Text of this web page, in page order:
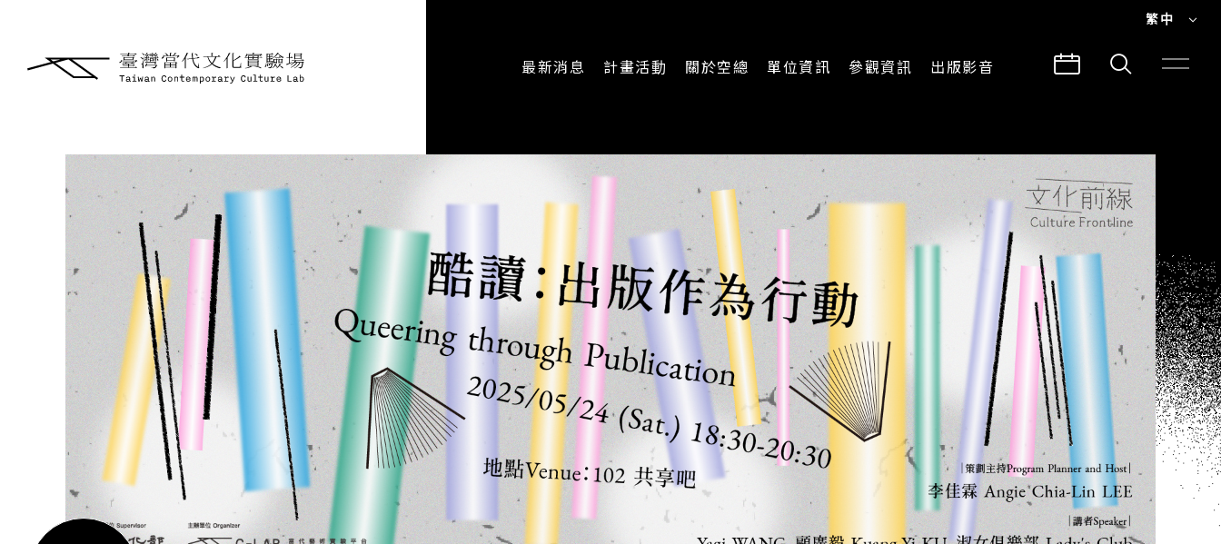
繁中
最新消息
即時新聞
計畫活動
主題計畫
CREATORS
關於空總
組織架構
公開資訊
認識執行長
場地申請
加入我們
單位資訊 參觀資訊
交通與地圖
建築故事
出版影音
所有影音
出版品